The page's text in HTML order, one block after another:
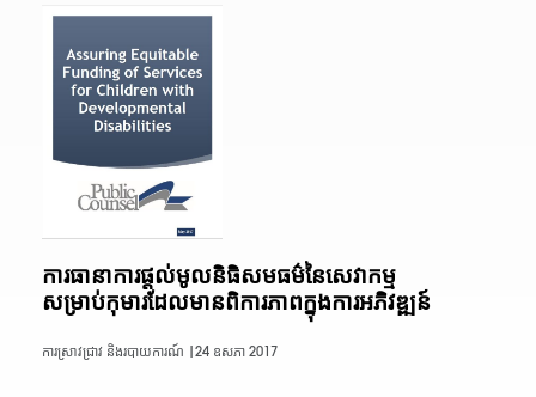
ការធានាការផ្តល់មូលនិធិសមធម៌នៃសេវាកម្ម
សម្រាប់កុមារដែលមានពិការភាពក្នុងការអភិវឌ្ឍន៍
ការស្រាវជ្រាវ និងរបាយការណ៍ | 24 ឧសភា 2017